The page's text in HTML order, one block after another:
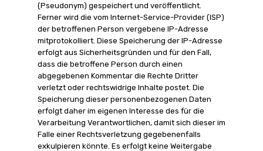
(Pseudonym) gespeichert und veröffentlicht.
Ferner wird die vom Internet-Service-Provider (ISP)
der betroffenen Person vergebene IP-Adresse
mitprotokolliert. Diese Speicherung der IP-Adresse
erfolgt aus Sicherheitsgründen und für den Fall,
dass die betroffene Person durch einen
abgegebenen Kommentar die Rechte Dritter
verletzt oder rechtswidrige Inhalte postet. Die
Speicherung dieser personenbezogenen Daten
erfolgt daher im eigenen Interesse des für die
Verarbeitung Verantwortlichen, damit sich dieser im
Falle einer Rechtsverletzung gegebenenfalls
exkulpieren könnte. Es erfolgt keine Weitergabe